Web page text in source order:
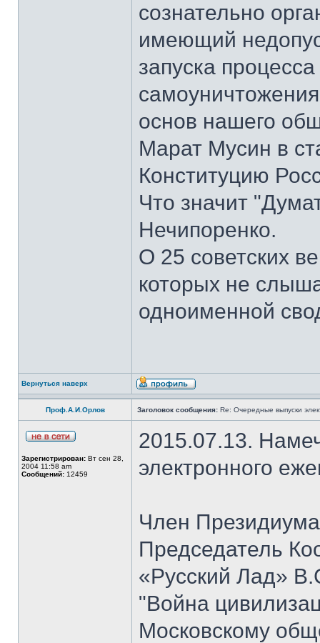
сознательно
имеющий
запуска
основ нашего
Марат Мусин в
Конституцию
Что значит
Нечипоренко.
О 25 советских
которых не
одноименной
Вернуться наверх
Проф.А.И.Орлов Заголовок сообщения: Re: Очередные выпуски
Зарегистрирован: Вт сен 28,
2004 11:58 am
Сообщений: 12459
2015.07.13.
электронного
Член
Председатель
«Русский Лад»
"Война
Московскому